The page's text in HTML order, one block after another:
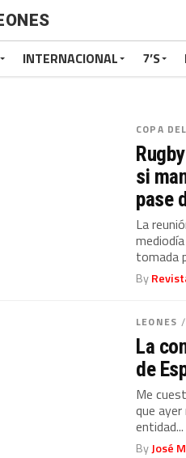
INTERNACIONAL 7’S
COPA
si
pase
La
tomada
By
LEONES /
La
de
Me
que
entidad...
ByJosé